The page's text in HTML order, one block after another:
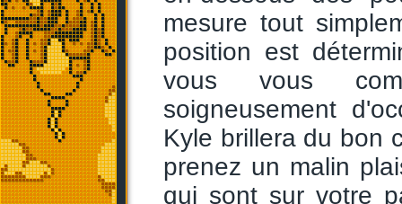
mesure tout
position est
vous vous
soigneusement
Kyle brillera du bon
prenez un malin
qui sont sur votre